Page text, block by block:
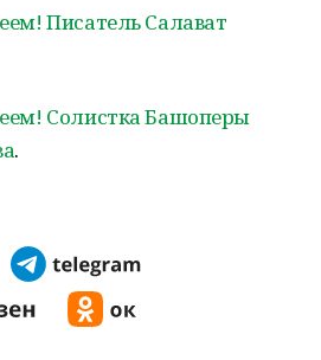
Писатель Салават
Солистка Башоперы
.